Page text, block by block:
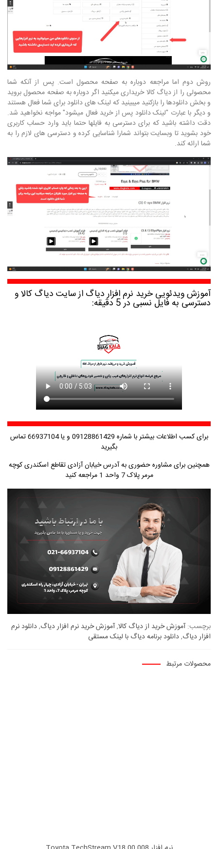
روش دوم اما مراجعه دوباره به صفحه محصول است. پس از آنکه شما
محصولی را از دیاگ کالا خریداری میکنید اگر دوباره به صفحه محصول بروید
و بخش دانلودها را بازکنید میبینید که لینک های دانلود برای شما فعال هستند
و دیگر با عبارت "لینک دانلود پس از خرید فعال میشود" مواجه نخواهید شد.
دقت داشته باشید که برای دسترسی به فایلها حتما باید وارد حساب کاربری
خود بشوید تا وبسایت بتواند شمارا شناسایی کرده و دسترسی های لازم را به
شما ارائه کند.
آموزش ویدئویی خرید نرم افزار دیاگ از سایت دیاگ کالا و
دسترسی به فایل نسبی در 5 دقیقه:
برای کسب اطلاعات بیشتر با شماره 09128861429 و یا 66937104 تماس
بگیرید
همچنین برای مشاوره حضوری به آدرس خیابان آزادی تقاطع اسکندری کوچه
مرمر پلاک 7 واحد 1 مراجعه کنید
برچسب:آموزش خرید از دیاگ کالا,آموزش خرید نرم افزار دیاگ,دانلود نرم
افزار دیاگ,دانلود برنامه دیاگ با لینک مستقی
محصولات مرتبط